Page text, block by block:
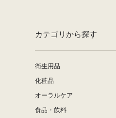
カテゴリから探す
衛生用品
化粧品
オーラルケア
食品・飲料